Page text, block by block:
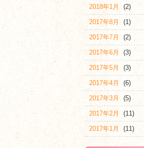
2018年1月 (2)
2017年8月 (1)
2017年7月 (2)
2017年6月 (3)
2017年5月 (3)
2017年4月 (6)
2017年3月 (5)
2017年2月 (11)
2017年1月 (11)